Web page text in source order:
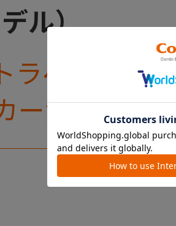
ル）
ラベルシス
ーがさらに